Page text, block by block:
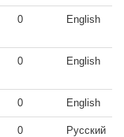
0 English
0 English
0 English
0 Русский